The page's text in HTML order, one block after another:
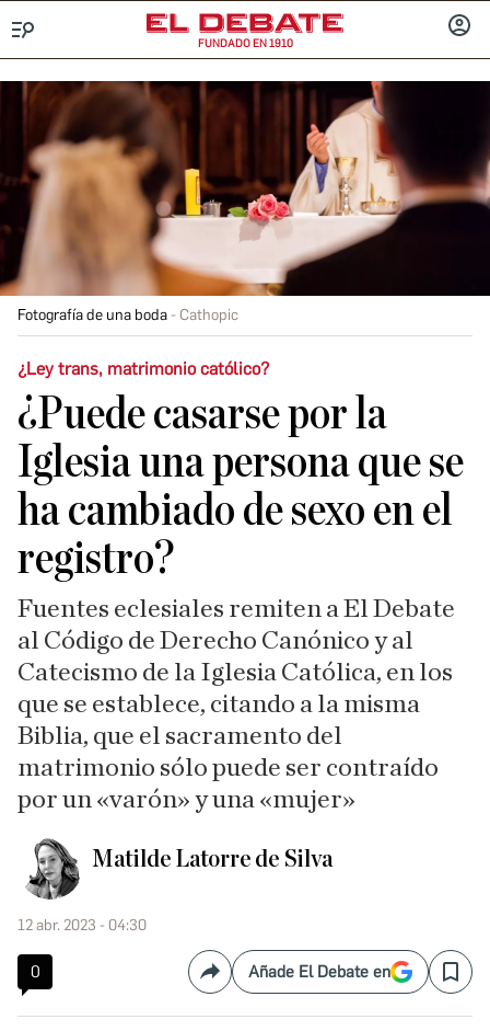
FUNDADO EN 1910
Fotografía de una boda Cathopic
¿Ley trans, matrimonio católico?
¿Puede casarse por la
Iglesia una persona que se
ha cambiado de sexo en el
registro?
Fuentes eclesiales remiten a El Debate
al Código de Derecho Canónico y al
Catecismo de la Iglesia Católica, en los
que se establece, citando a la misma
Biblia, que el sacramento del
matrimonio sólo puede ser contraído
por un «varón» y una «mujer»
Matilde Latorre de Silva
12 abr. 2023 - 04:30
0 CompartirAñade El Debate en Save